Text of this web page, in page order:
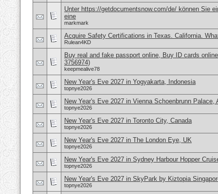
Unter https://getdocumentsnow.com/de/ können Sie
eine
markmark
Acquire Safety Certifications in Texas. California.
Rulean4KD
Buy real and fake passport online, Buy ID cards
3756974)
keepmealive78
New Year's Eve 2027 in Yogyakarta, Indonesia
topnye2026
New Year's Eve 2027 in Vienna Schoenbrunn Palace,
topnye2026
New Year's Eve 2027 in Toronto City, Canada
topnye2026
New Year's Eve 2027 in The London Eye, UK
topnye2026
New Year's Eve 2027 in Sydney Harbour Hopper
topnye2026
New Year's Eve 2027 in SkyPark by Kiztopia
topnye2026